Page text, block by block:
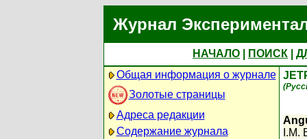
Журнал
НАЧАЛО ПОИСК
Общая информация о журнале
Золотые страницы
Адреса редакции
Содержание журнала
I.M.